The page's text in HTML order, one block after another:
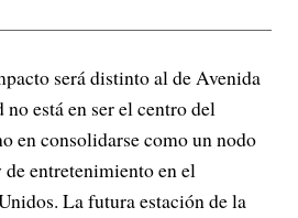
será distinto al de Avenida
está en ser el centro del
en consolidarse como un nodo
entretenimiento en el
La futura estación de la